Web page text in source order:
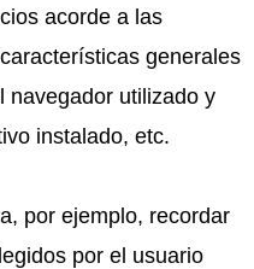
acorde a las
generales
navegador utilizado y
instalado, etc.
por ejemplo, recordar
por el usuario